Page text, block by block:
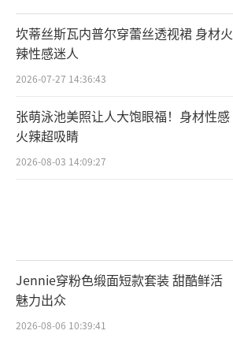
你说是于和伟本人我也信。
了，CP说成PC，空气瞬间凝固
楼，他顺手拿起桌上一个包当
那是工作人员的私人物品。他
头往下淌。这些事发生在同一
难不注意到。不是表演，不是
纯粹的、近乎天真的失误。真
的。现在太多人活得太正确了
敢有。可他偏偏全是破绽。这
个活生生的人，而不是一个完
坎蒂丝斯瓦内普尔穿蕾丝透视裙 身材火
辣性感迷人
2026-07-27 14:36:43
张萌泳池美照让人大饱眼福！身材性感
火辣超吸睛
2026-08-03 14:09:27
Jennie穿粉色缎面短款套装 甜酷鲜活
魅力出众
2026-08-06 10:39:41